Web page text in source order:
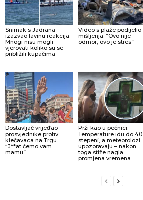
Snimak s Jadrana
izazvao lavinu reakcija:
Mnogi nisu mogli
vjerovati koliko su se
približili kupačima
Video s plaže podijelio
mišljenja: “Ovo nije
odmor, ovo je stres”
Dostavljač vrijeđao
prosvjednike protiv
klečavaca na Trgu.
“J**at ćemo vam
mamu”
Prži kao u pećnici:
Temperature idu do 40
stepeni, a meteorolozi
upozoravaju – nakon
toga stiže nagla
promjena vremena